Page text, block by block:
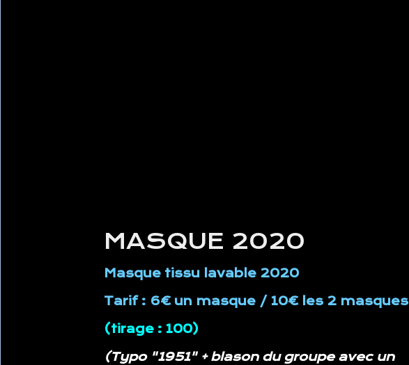
MASQUE 2020
Masque tissu lavable 2020
Tarif : 6€ un masque / 10€ les 2 masques
(tirage : 100)
(Typo "1951" + blason du groupeavec un